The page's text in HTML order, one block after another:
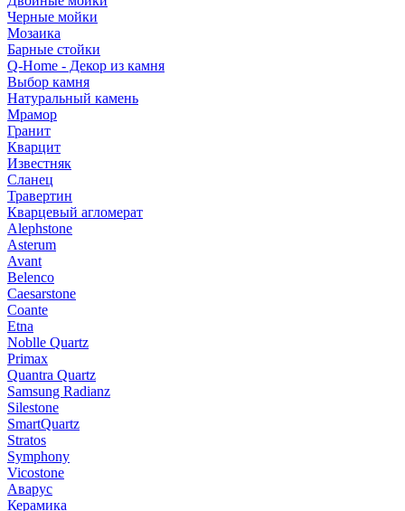
Черные мойки
Мозаика
Барные стойки
Q-Home - Декор из камня
Выбор камня
Натуральный камень
Мрамор
Гранит
Кварцит
Известняк
Сланец
Травертин
Кварцевый агломерат
Alephstone
Asterum
Avant
Belenco
Caesarstone
Coante
Etna
Noblle Quartz
Primax
Quantra Quartz
Samsung Radianz
Silestone
SmartQuartz
Stratos
Symphony
Vicostone
Аварус
Керамика